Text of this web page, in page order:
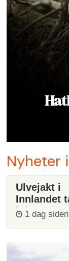
Nyheter
Ulvejakt i
Innlandet
igjen
1 dag siden